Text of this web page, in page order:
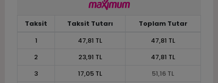
Taksit Taksit Tutarı
Toplam Tutar
1
47,81 TL
47,81 TL
2
23,91 TL
47,81 TL
3
17,05 TL 51,16 TL